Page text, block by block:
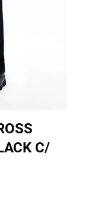
C/